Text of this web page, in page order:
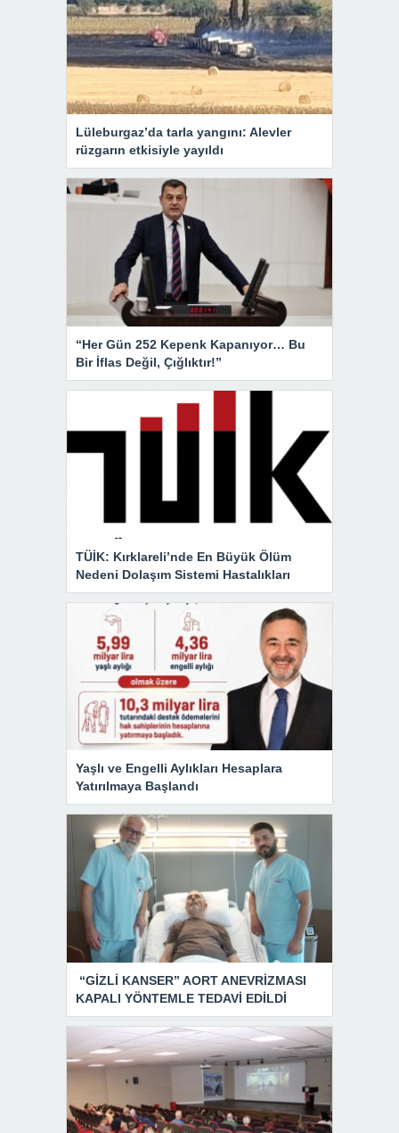
Lüleburgaz’da tarla yangını: Alevler
rüzgarın etkisiyle yayıldı
“Her Gün 252 Kepenk Kapanıyor… Bu
Bir İflas Değil, Çığlıktır!”
TÜİK: Kırklareli’nde En Büyük Ölüm
Nedeni Dolaşım Sistemi Hastalıkları
Yaşlı ve Engelli Aylıkları Hesaplara
Yatırılmaya Başlandı
“GİZLİ KANSER” AORT ANEVRİZMASI
KAPALI YÖNTEMLE TEDAVİ EDİLDİ